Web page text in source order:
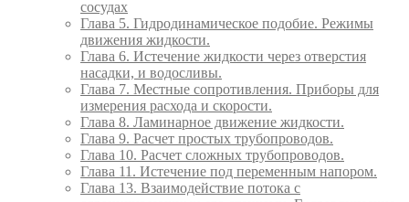
сосудах
Глава 5. Гидродинамическое подобие. Режимы
движения жидкости.
Глава 6. Истечение жидкости через отверстия
насадки, и водосливы.
Глава 7. Местные сопротивления. Приборы для
измерения расхода и скорости.
Глава 8. Ламинарное движение жидкости.
Глава 9. Расчет простых трубопроводов.
Глава 10. Расчет сложных трубопроводов.
Глава 11. Истечение под переменным напором.
Глава 13. Взаимодействие потока с